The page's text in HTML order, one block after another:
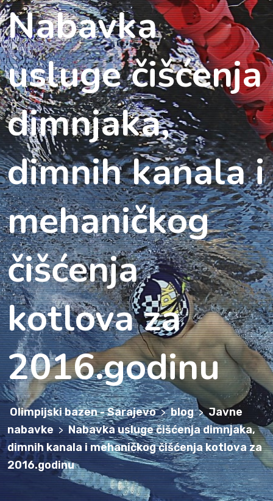
Nabavka
usluge čišćenja
dimnjaka,
dimnih kanala i
mehaničkog
čišćenja
kotlova za
2016.godinu
Olimpijski bazen - Sarajevo > blog > Javne
nabavke > Nabavka usluge čišćenja dimnjaka,
dimnih kanala i mehaničkog čišćenja kotlova za
2016.godinu